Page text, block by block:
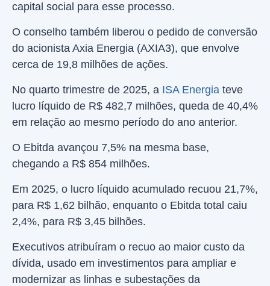
capital social para esse processo.
O conselho também liberou o pedido de conversão
do acionista Axia Energia (AXIA3), que envolve
cerca de 19,8 milhões de ações.
No quarto trimestre de 2025, a ISA Energia teve
lucro líquido de R$ 482,7 milhões, queda de 40,4%
em relação ao mesmo período do ano anterior.
O Ebitda avançou 7,5% na mesma base,
chegando a R$ 854 milhões.
Em 2025, o lucro líquido acumulado recuou 21,7%,
para R$ 1,62 bilhão, enquanto o Ebitda total caiu
2,4%, para R$ 3,45 bilhões.
Executivos atribuíram o recuo ao maior custo da
dívida, usado em investimentos para ampliar e
modernizar as linhas e subestações da